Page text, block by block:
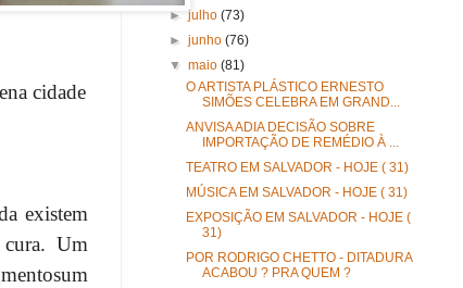
cidade
existem
cura. Um
►julho(73)
►junho(76)
▼maio(81)
O ARTISTA PLÁSTICO ERNESTO
SIMÕES CELEBRA EM GRAND...
ANVISA ADIA DECISÃO SOBRE
IMPORTAÇÃO DE REMÉDIO À ...
TEATRO EM SALVADOR - HOJE ( 31)
MÚSICA EM SALVADOR - HOJE ( 31)
EXPOSIÇÃO EM SALVADOR - HOJE (
31)
POR RODRIGO CHETTO - DITADURA
ACABOU ? PRA QUEM ?